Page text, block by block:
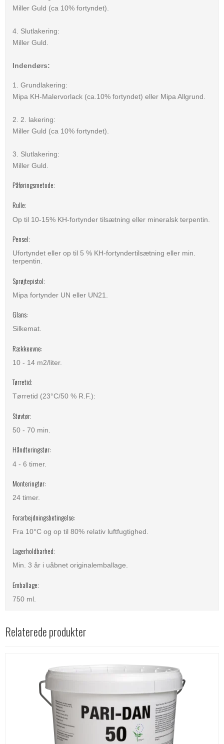
Miller Guld (ca 10% fortyndet).
4. Slutlakering:
Miller Guld.
Indendørs:
1. Grundlakering:
Mipa KH-Malervorlack (ca.10% fortyndet) eller Mipa Allgrund.
2. 2. lakering:
Miller Guld (ca 10% fortyndet).
3. Slutlakering:
Miller Guld.
Påføringsmetode:
Rulle:
Op til 10-15% KH-fortynder tilsætning eller mineralsk terpentin.
Pensel:
Ufortyndet eller op til 5 % KH-fortyndertilsætning eller min.
terpentin.
Sprøjtepistol:
Mipa fortynder UN eller UN21.
Glans:
Silkemat.
Rækkeevne:
10 - 14 m2/liter.
Tørretid:
Tørretid (23°C/50 % R.F.):
Støvtør:
50 - 70 min.
Håndteringstør:
4 - 6 timer.
Monteringtør:
24 timer.
Forarbejdningsbetingelse:
Fra 10°C og op til 80% relativ luftfugtighed.
Lagerholdbarhed:
Min. 3 år i uåbnet originalemballage.
Emballage:
750 ml.
Relaterede produkter